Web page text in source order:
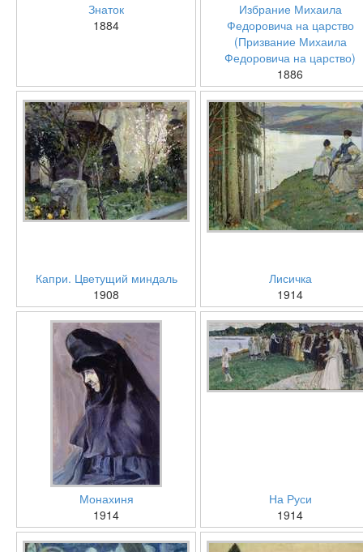
Знаток
1884
Избрание Михаила
Федоровича на царство
(Призвание Михаила
Федоровича на царство)
1886
Капри. Цветущий миндаль
1908
Лисичка
1914
Монахиня
1914
На Руси
1914